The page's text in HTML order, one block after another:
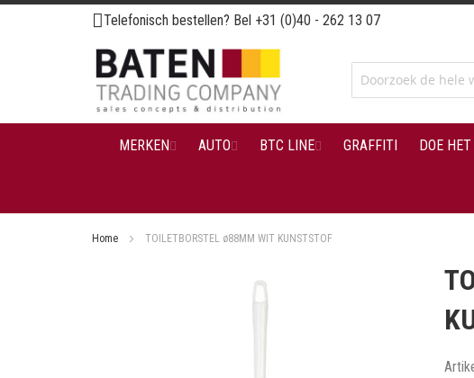
Ga
naar
de
inhoud
Telefonisch bestellen? Bel +31 (0)40 - 262 13 07
MERKEN AUTO BTC LINE GRAFFITI DOE
Home TOILETBORSTEL ø88MM WIT KUNSTSTOF